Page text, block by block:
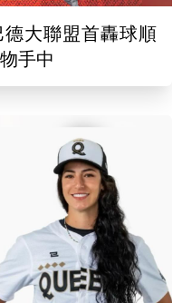
大聯盟首轟球順
手中